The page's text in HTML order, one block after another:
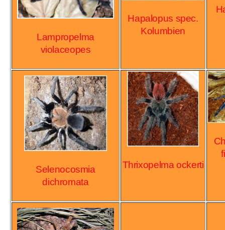
Lampropelma
violaceopes
Hapalopus spec.
Kolumbien
Selenocosmia
dichromata
Thrixopelma ockerti